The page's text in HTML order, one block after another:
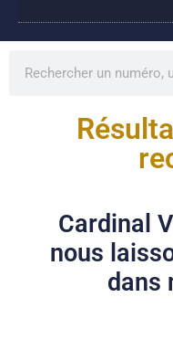
Cardinal
nous
dans